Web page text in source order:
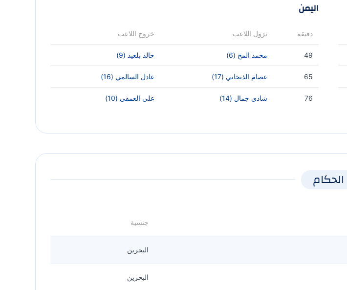
اليمن
دقيقة نزول اللاعب خروج اللاعب
49 محمد المخ (6) خالد بلعيد (9)
65 عصام الذبحاني (17) عادل السالمي (16)
76 شادي جمال (14) علي العمقي (10)
الحكام
جنسية
البحرين
البحرين